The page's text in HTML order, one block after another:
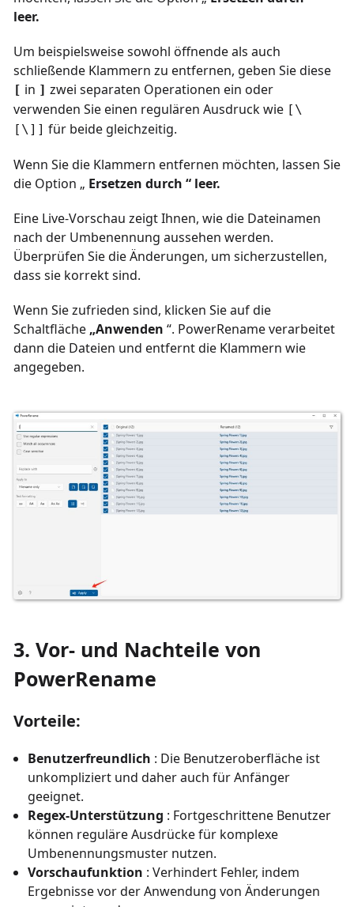
leer.
Um beispielsweise sowohl öffnende als auch
schließende Klammern zu entfernen, geben Sie diese
[ in ] zwei separaten Operationen ein oder
verwenden Sie einen regulären Ausdruck wie [\
[\]] für beide gleichzeitig.
Wenn Sie die Klammern entfernen möchten, lassen Sie
die Option „ Ersetzen durch “ leer.
Eine Live-Vorschau zeigt Ihnen, wie die Dateinamen
nach der Umbenennung aussehen werden.
Überprüfen Sie die Änderungen, um sicherzustellen,
dass sie korrekt sind.
Wenn Sie zufrieden sind, klicken Sie auf die
Schaltfläche„Anwenden “. PowerRename verarbeitet
dann die Dateien und entfernt die Klammern wie
angegeben.
3. Vor- und Nachteile von
PowerRename
Vorteile:
Benutzerfreundlich : Die Benutzeroberfläche ist
unkompliziert und daher auch für Anfänger
geeignet.
Regex-Unterstützung : Fortgeschrittene Benutzer
können reguläre Ausdrücke für komplexe
Umbenennungsmuster nutzen.
Vorschaufunktion : Verhindert Fehler, indem
Ergebnisse vor der Anwendung von Änderungen